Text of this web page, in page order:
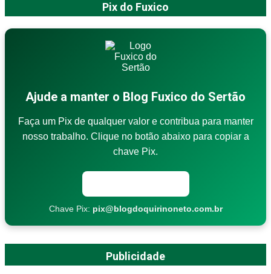
Pix do Fuxico
Ajude a manter o Blog Fuxico do Sertão
Faça um Pix de qualquer valor e contribua para manter
nosso trabalho. Clique no botão abaixo para copiar a
chave Pix.
Chave Pix: pix@blogdoquirinoneto.com.br
Publicidade